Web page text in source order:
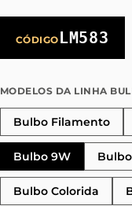
CÓDIGO LM583
MODELOS DA LINHA
Bulbo Filamento
Bulbo 9W
Bulbo Colorida